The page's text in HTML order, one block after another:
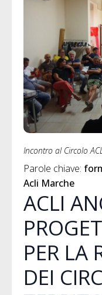
Incontro al Circolo
Parole chiave:
Acli Marche
ACLI
PER LA
DEI